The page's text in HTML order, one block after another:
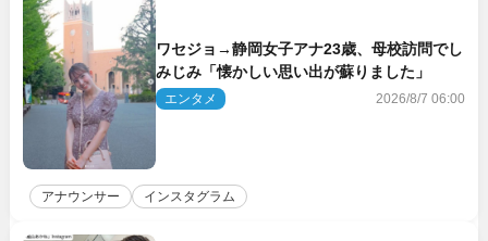
ワセジョ→静岡女子アナ23歳、母校訪問でし
みじみ「懐かしい思い出が蘇りました」
エンタメ 2026/8/7 06:00
アナウンサー インスタグラム